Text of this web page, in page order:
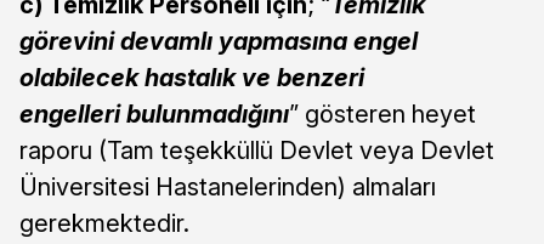
görevini devamlı yapmasına engel
olabilecek hastalık ve benzeri
engelleri bulunmadığını” gösteren heyet
raporu (Tam teşekküllü Devlet veya Devlet
Üniversitesi Hastanelerinden) almaları
gerekmektedir.